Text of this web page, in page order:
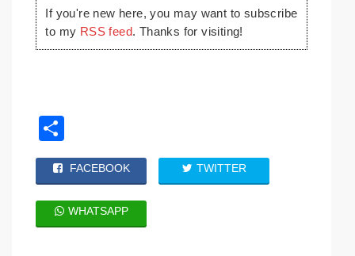
If you're new here, you may want to subscribe
to my RSS feed. Thanks for visiting!
FACEBOOK TWITTER
WHATSAPP